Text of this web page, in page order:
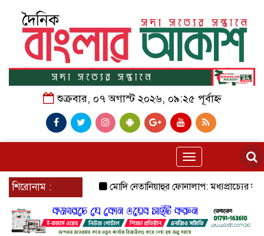
শুক্রবার, ০৭ অগাস্ট ২০২৬, ০৯:২৫ পূর্বাহ্ন
Toggle
navigation
শিরোনাম : মোদি নেতানিয়াহুর ফোনালাপ: মধ্যপ্রাচ্যের যুদ্ধ